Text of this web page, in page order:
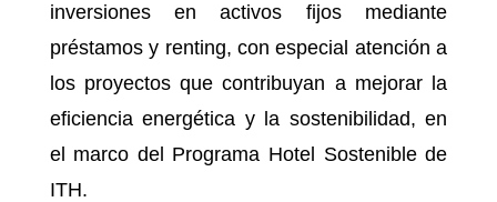
inversiones en activos fijos mediante
préstamos y renting, con especial atención a
los proyectos que contribuyan a mejorar la
eficiencia energética y la sostenibilidad, en
el marco del Programa Hotel Sostenible de
ITH.